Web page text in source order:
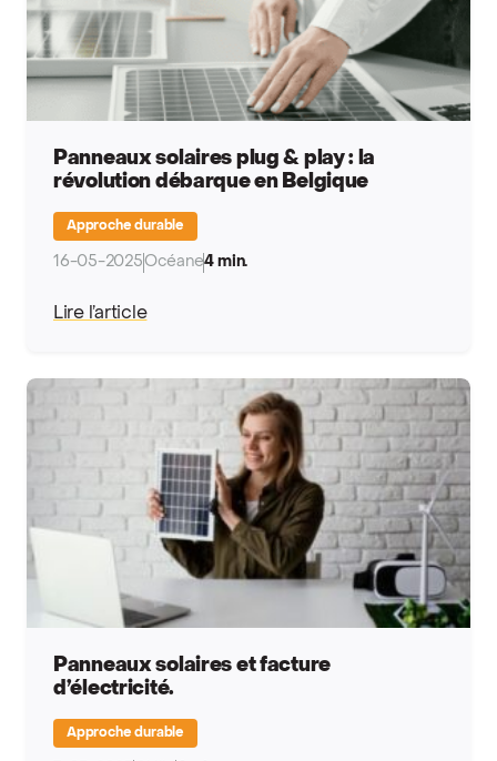
Panneaux solaires plug & play : la
révolution débarque en Belgique
Approche durable
16-05-2025Océane4 min.
Lire l’article
Panneaux solaires et facture
d’électricité.
Approche durable